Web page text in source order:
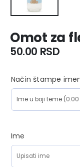
Omot za
50.00 RSD
Način štampe
Ime